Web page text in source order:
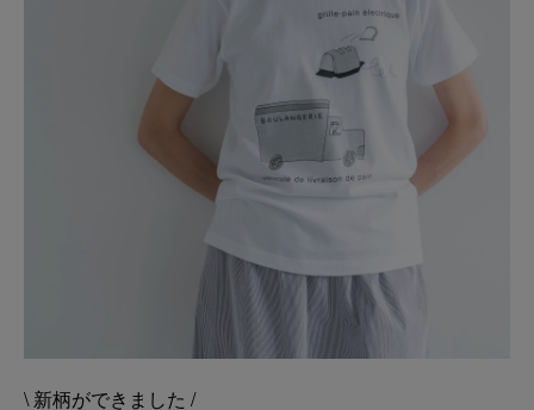
\ 新柄ができました /